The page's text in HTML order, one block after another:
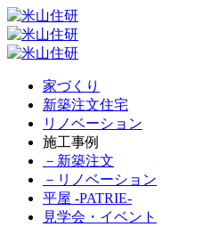
家づくり
新築注文住宅
リノベーション
施工事例
－新築注文
－リノベーション
平屋 -PATRIE-
見学会・イベント